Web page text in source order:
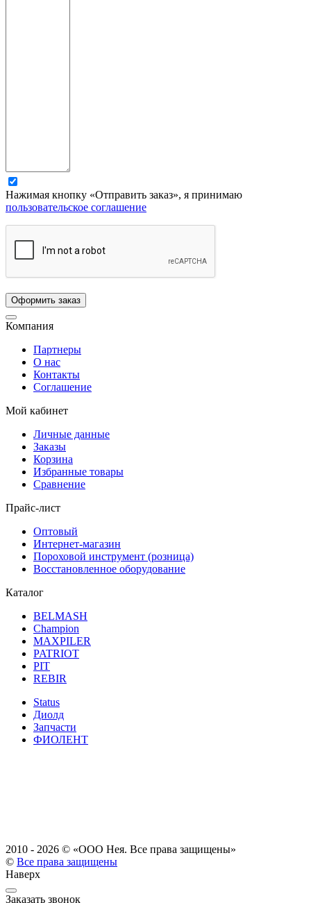
Нажимая кнопку «Отправить заказ», я принимаю
пользовательское соглашение
Компания
Партнеры
О нас
Контакты
Соглашение
Мой кабинет
Личные данные
Заказы
Корзина
Избранные товары
Сравнение
Прайс-лист
Оптовый
Интернет-магазин
Пороховой инструмент (розница)
Восстановленное оборудование
Каталог
BELMASH
Champion
MAXPILER
PATRIOT
PIT
REBIR
Status
Диолд
Запчасти
ФИОЛЕНТ
2010 - 2026 © «ООО Нея. Все права защищены»
© Все права защищены
Наверх
Заказать звонок